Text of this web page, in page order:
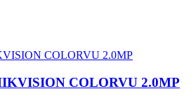
COLORVU 2.0MP